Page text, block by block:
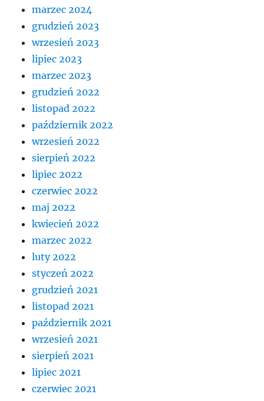
marzec 2024
grudzień 2023
wrzesień 2023
lipiec 2023
marzec 2023
grudzień 2022
listopad 2022
październik 2022
wrzesień 2022
sierpień 2022
lipiec 2022
czerwiec 2022
maj 2022
kwiecień 2022
marzec 2022
luty 2022
styczeń 2022
grudzień 2021
listopad 2021
październik 2021
wrzesień 2021
sierpień 2021
lipiec 2021
czerwiec 2021